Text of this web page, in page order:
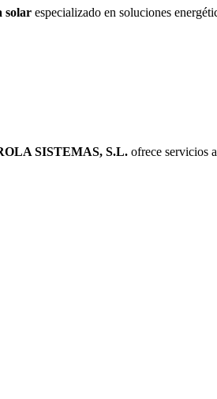
solar especializado en soluciones
SISTEMAS, S.L. ofrece servicios